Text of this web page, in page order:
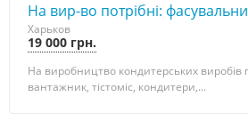
На вир-во потрібні:
Харьков
19 000 грн.
На виробництво кондитерських виробів
вантажник, тістоміс, кондитери,...